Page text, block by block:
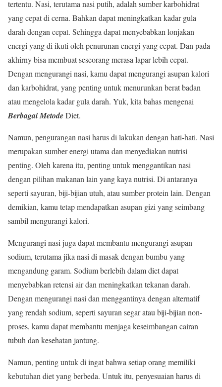
tertentu. Nasi, terutama nasi putih, adalah sumber karbohidrat
yang cepat di cerna. Bahkan dapat meningkatkan kadar gula
darah dengan cepat. Sehingga dapat menyebabkan lonjakan
energi yang di ikuti oleh penurunan energi yang cepat. Dan pada
akhirny bisa membuat seseorang merasa lapar lebih cepat.
Dengan mengurangi nasi, kamu dapat mengurangi asupan kalori
dan karbohidrat, yang penting untuk menurunkan berat badan
atau mengelola kadar gula darah. Yuk, kita bahas mengenai
Berbagai MetodeDiet.
Namun, pengurangan nasi harus di lakukan dengan hati-hati. Nasi
merupakan sumber energi utama dan menyediakan nutrisi
penting. Oleh karena itu, penting untuk menggantikan nasi
dengan pilihan makanan lain yang kaya nutrisi. Di antaranya
seperti sayuran, biji-bijian utuh, atau sumber protein lain. Dengan
demikian, kamu tetap mendapatkan asupan gizi yang seimbang
sambil mengurangi kalori.
Mengurangi nasi juga dapat membantu mengurangi asupan
sodium, terutama jika nasi di masak dengan bumbu yang
mengandung garam. Sodium berlebih dalam diet dapat
menyebabkan retensi air dan meningkatkan tekanan darah.
Dengan mengurangi nasi dan menggantinya dengan alternatif
yang rendah sodium, seperti sayuran segar atau biji-bijian non-
proses, kamu dapat membantu menjaga keseimbangan cairan
tubuh dan kesehatan jantung.
Namun, penting untuk di ingat bahwa setiap orang memiliki
kebutuhan diet yang berbeda. Untuk itu, penyesuaian harus di